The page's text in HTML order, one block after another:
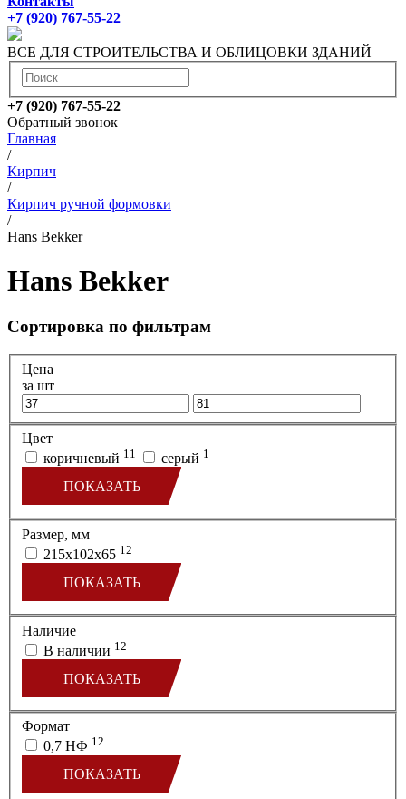
+7 (920) 767-55-22
ВСЕ ДЛЯ СТРОИТЕЛЬСТВА И ОБЛИЦОВКИ ЗДАНИЙ
+7 (920) 767-55-22
Обратный звонок
Главная
/
Кирпич
/
Кирпич ручной формовки
/
Hans Bekker
Hans Bekker
Сортировка по фильтрам
Цена
за шт
Цвет
коричневый 11 серый 1
ПОКАЗАТЬ
Размер, мм
215х102х65 12
ПОКАЗАТЬ
Наличие
В наличии 12
ПОКАЗАТЬ
Формат
0,7 НФ 12
ПОКАЗАТЬ